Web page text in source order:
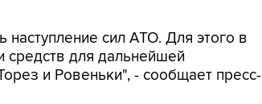
сил АТО. Для этого в
средств для дальнейшей
и Ровеньки", - сообщает пресс-